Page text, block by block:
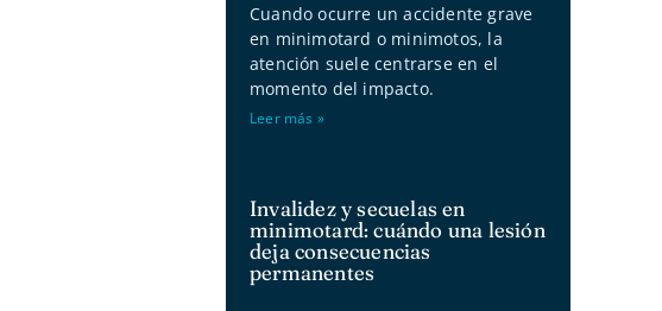
Cuando ocurre un accidente grave
en minimotard o minimotos, la
atención suele centrarse en el
momento del impacto.
Leer más »
Invalidez y secuelas en
minimotard: cuándo una lesión
deja consecuencias
permanentes